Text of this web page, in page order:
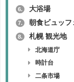
6. 大浴場
7. 朝食ビュッフ
8. 札幌 観光地
北海道庁
時計台
二条市場